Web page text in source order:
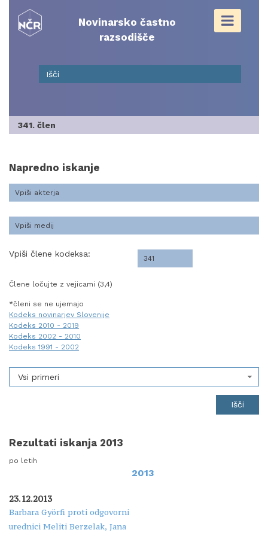
content
Novinarsko častno
razsodišče
341. člen
Napredno iskanje
Vpiši člene kodeksa:
Člene ločujte z vejicami (3,4)
*členi se ne ujemajo
Kodeks novinarjev Slovenije
Kodeks 2010 - 2019
Kodeks 2002 - 2010
Kodeks 1991 - 2002
Vsi primeri
Rezultati iskanja 2013
po letih
2013
23.12.2013
Barbara Györfi proti odgovorni
urednici Meliti Berzelak, Jana